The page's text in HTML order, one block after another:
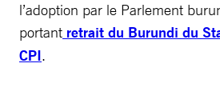
l’adoption par le Parlement
portant retrait du Burundi du
CPI.